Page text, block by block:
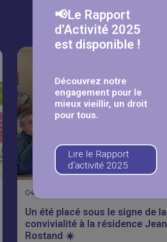
À lire aussi
04
Un été placé sous le signe de la
convivialité à la résidence Jean
Rostand ☀️
📢Le Rapport
d’Activité 2025
est disponible !
Découvrez notre
engagement pour le
mieux vieillir, un droit
pour tous.
Lire le Rapport
d’activité 2025